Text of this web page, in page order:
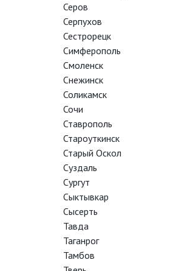
пьесе знаменитого драматурга Ивана
и изменчива, как само театральное
исполнители, в числе которых могут
Миронов, Чулпан Хаматова, Ингеборга
Любшин и другие, порой сами не
монологи их героев звучат
и из взаимодействия персонажей
раз уникальное многоголосье. Одно
до предела честный разговор
болезненные точки современного
политики до сугубо личных
Серов
Серпухов
Сестрорецк
Симферополь
Смоленск
Снежинск
Соликамск
Сочи
Ставрополь
Староуткинск
Старый Оскол
Суздаль
Сургут
Сыктывкар
Сысерть
Тавда
Таганрог
Тамбов